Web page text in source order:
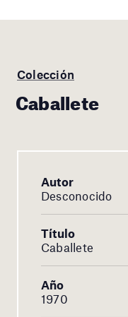
Colección
Caballete
Autor
Desconocido
Título
Caballete
Año
1970